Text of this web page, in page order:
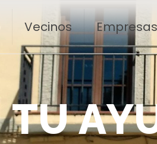
Vecinos Empresas
TUAY